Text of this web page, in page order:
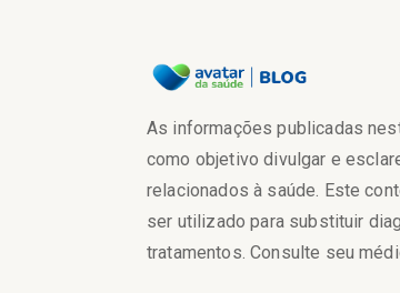
As informações publicadas
como objetivo divulgar e
relacionados à saúde. Este
ser utilizado para substituir
tratamentos. Consulte seu